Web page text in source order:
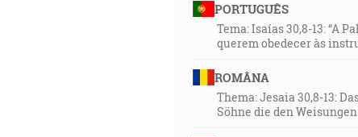
PORTUGUÊS
Tema: Isaías 30,8-13: “A
querem obedecer às
ROMÂNA
Thema: Jesaia 30,8-13:
Söhne die den